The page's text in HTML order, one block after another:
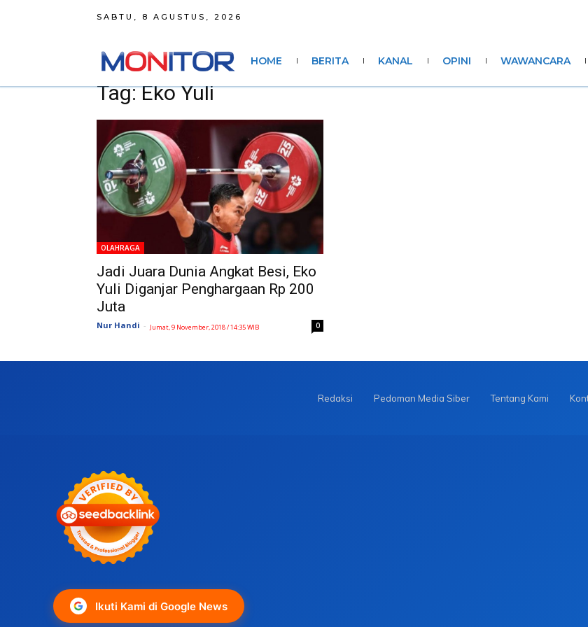
SABTU, 8 AGUSTUS, 2026
HOME BERITA KANAL OPINI WAWANCARA
Tag: Eko Yuli
OLAHRAGA
Jadi Juara Dunia Angkat Besi, Eko
Yuli Diganjar Penghargaan Rp 200
Juta
Nur Handi - Jumat, 9 November, 2018 / 14:35 WIB 0
Redaksi Pedoman Media Siber Tentang Kami
Ikuti Kami di Google News